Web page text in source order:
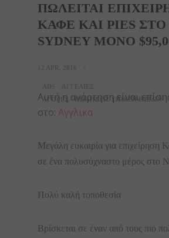
ΠΩΛΕΙΤΑΙ
ΚΑΦΕ ΚΑΙ PIES ΣΤΟ
SYDNEY ΜΟΝΟ
ΑΓΟΡΕΣ - ΠΩΛΗΣΕΙΣ ΕΠΙΧΕΙΡΗΣΕΩΝ
Αυτή η ανάρτηση είναι
στο: Αγγλικα
Μεγάλη ευκαιρία για επιχείρηση
σε ένα πολυσύχναστο μέρος στο
Πολύ καλή τοποθεσία
Βρίσκεται σε έναν από τους πιο